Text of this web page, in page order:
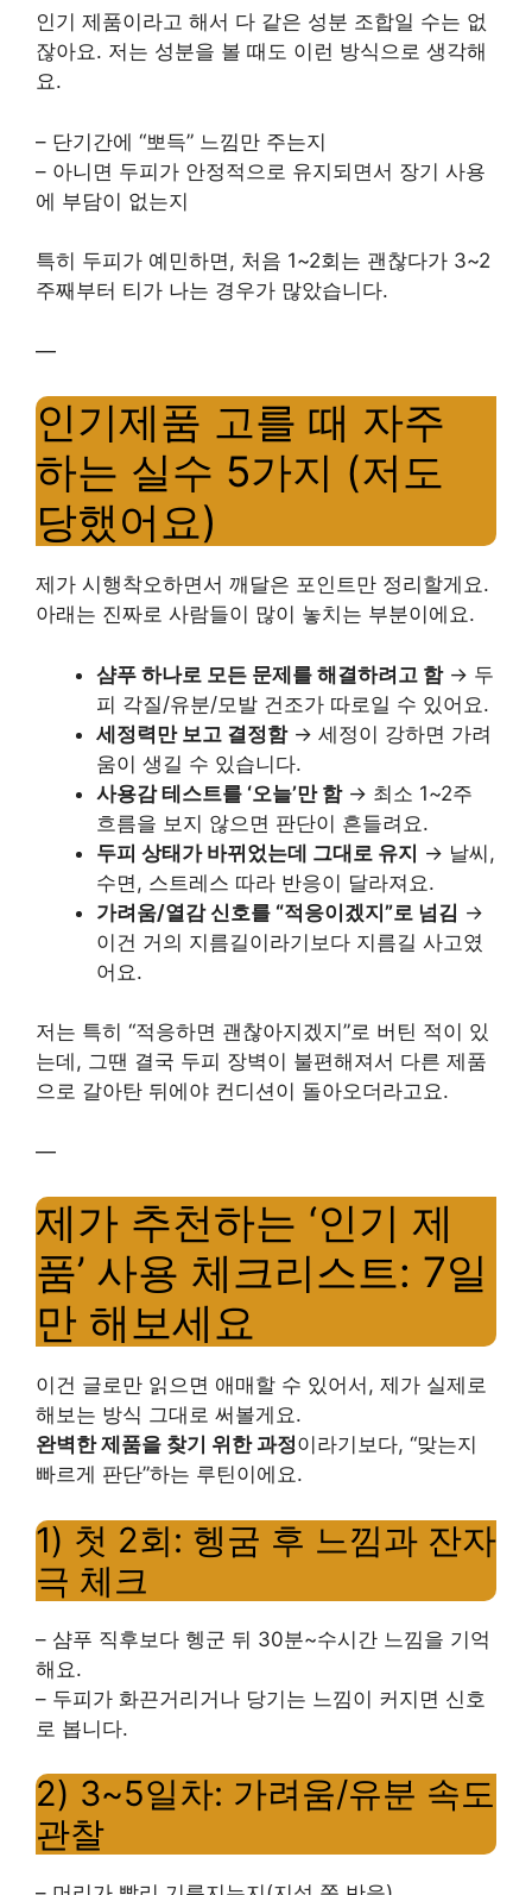
인기 제품이라고 해서 다 같은 성분 조합일 수는 없
잖아요. 저는 성분을 볼 때도 이런 방식으로 생각해
요.
– 단기간에 “뽀득” 느낌만 주는지
– 아니면 두피가 안정적으로 유지되면서 장기 사용
에 부담이 없는지
특히 두피가 예민하면, 처음 1~2회는 괜찮다가 3~2
주째부터 티가 나는 경우가 많았습니다.
—
인기제품 고를 때 자주
하는 실수 5가지 (저도
당했어요)
제가 시행착오하면서 깨달은 포인트만 정리할게요.
아래는 진짜로 사람들이 많이 놓치는 부분이에요.
샴푸 하나로 모든 문제를 해결하려고 함→ 두
피 각질/유분/모발 건조가 따로일 수 있어요.
세정력만 보고 결정함→ 세정이 강하면 가려
움이 생길 수 있습니다.
사용감 테스트를 ‘오늘’만 함→ 최소 1~2주
흐름을 보지 않으면 판단이 흔들려요.
두피 상태가 바뀌었는데 그대로 유지 → 날씨,
수면, 스트레스 따라 반응이 달라져요.
가려움/열감 신호를 “적응이겠지”로 넘김 →
이건 거의 지름길이라기보다 지름길 사고였
어요.
저는 특히 “적응하면 괜찮아지겠지”로 버틴 적이 있
는데, 그땐 결국 두피 장벽이 불편해져서 다른 제품
으로 갈아탄 뒤에야 컨디션이 돌아오더라고요.
—
제가 추천하는 ‘인기 제
품’ 사용 체크리스트: 7일
만 해보세요
이건 글로만 읽으면 애매할 수 있어서, 제가 실제로
해보는 방식 그대로 써볼게요.
완벽한 제품을 찾기 위한 과정이라기보다, “맞는지
빠르게 판단”하는 루틴이에요.
1) 첫 2회: 헹굼 후 느낌과 잔자
극 체크
– 샴푸 직후보다 헹군 뒤 30분~수시간 느낌을 기억
해요.
– 두피가 화끈거리거나 당기는 느낌이 커지면 신호
로 봅니다.
2) 3~5일차: 가려움/유분 속도
관찰